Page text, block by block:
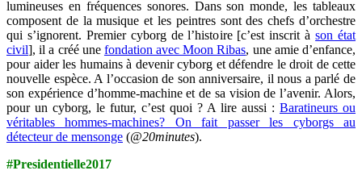
lumineuses en fréquences sonores. Dans son monde, les tableaux
composent de la musique et les peintres sont des chefs d’orchestre
qui s’ignorent. Premier cyborg de l’histoire [c’est inscrit àson état
civil], il a créé une fondation avec Moon Ribas, une amie d’enfance,
pour aider les humains à devenir cyborg et défendre le droit de cette
nouvelle espèce. A l’occasion de son anniversaire, il nous a parlé de
son expérience d’homme-machine et de sa vision de l’avenir. Alors,
pour un cyborg, le futur, c’est quoi ? A lire aussi : Baratineurs ou
véritables hommes-machines? On fait passer les cyborgs au
détecteur de mensonge (@20minutes).
#Presidentielle2017